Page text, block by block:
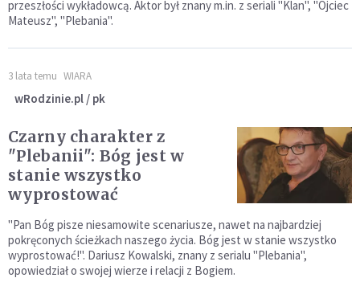
przeszłości wykładowcą. Aktor był znany m.in. z seriali "Klan", "Ojciec
Mateusz", "Plebania".
3 lata temu WIARA
wRodzinie.pl / pk
Czarny charakter z
"Plebanii": Bóg jest w
stanie wszystko
wyprostować
"Pan Bóg pisze niesamowite scenariusze, nawet na najbardziej
pokręconych ścieżkach naszego życia. Bóg jest w stanie wszystko
wyprostować!". Dariusz Kowalski, znany z serialu "Plebania",
opowiedział o swojej wierze i relacji z Bogiem.